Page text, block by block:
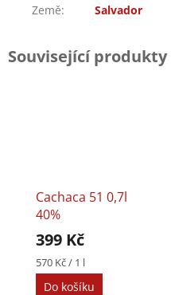
Země: Salvador
Související produkty
Cachaca 51 0,7l
40%
399 Kč
Měrná
cena:
570 Kč / 1 l
Do košíku